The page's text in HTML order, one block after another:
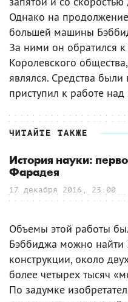
Однако на
большей машины
За ними он обратился
Королевского
являлся. Средства
приступил к работе
ЧИТАЙТЕ ТАКЖЕ
История науки:
Фарадея
17 декабря 2016, 23:00
Объемы этой работы
Бэббиджа можно найти
конструкции, около
более четырех тысяч
По задумке